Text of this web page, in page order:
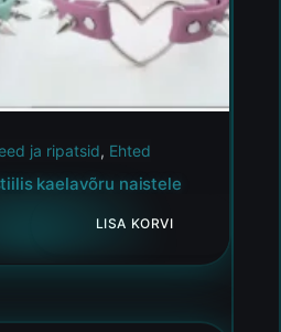
ja ripatsid, Ehted
kaelavõru naistele
LISA KORVI